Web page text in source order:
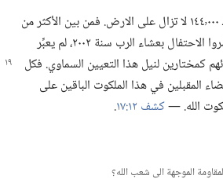
غير ان بقية صغيرة من الـ‍ ١٤٤٬٠٠٠ لا تزال على الارض.‏ فمن بين الأكثر من
١٥٬٠٠٠٬٠٠٠ شخص الذين حضروا الاحتفال بعشاء الرب سنة ٢٠٠٢،‏ لم يعبِّر
كمختارين لنيل هذا التعيين السماوي.‏ فكل
المقبلين في هذا الملكوت الباقين على
الله.‏ —‏كشف ١٢:‏١٧
‏.‏